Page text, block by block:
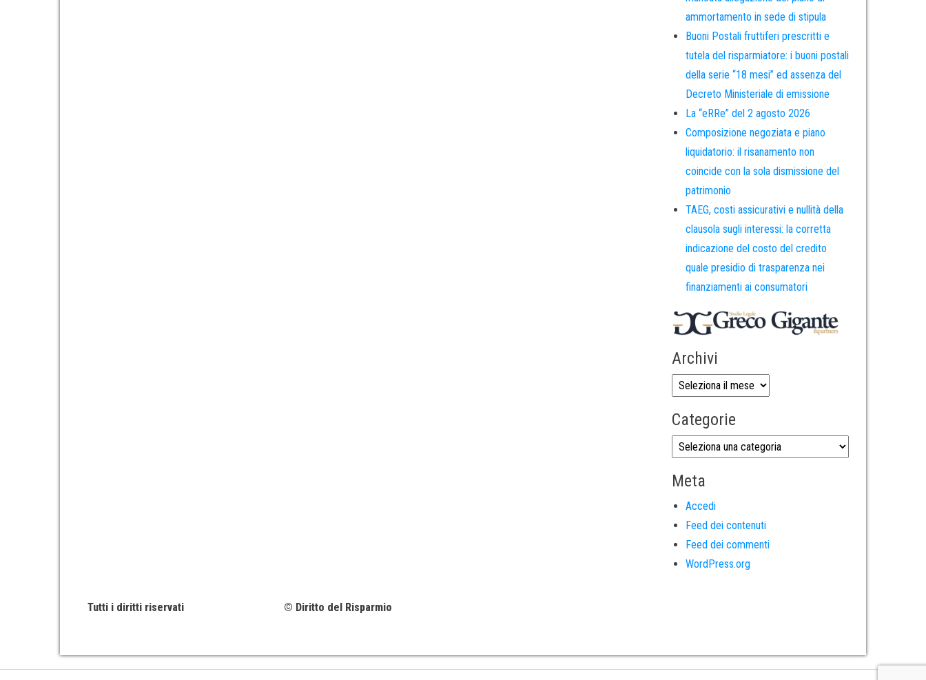
ammortamento in sede di stipula
Buoni Postali fruttiferi prescritti e
tutela del risparmiatore: i buoni postali
della serie “18 mesi” ed assenza del
Decreto Ministeriale di emissione
La “eRRe” del 2 agosto 2026
Composizione negoziata e piano
liquidatorio: il risanamento non
coincide con la sola dismissione del
patrimonio
TAEG, costi assicurativi e nullità della
clausola sugli interessi: la corretta
indicazione del costo del credito
quale presidio di trasparenza nei
finanziamenti ai consumatori
Archivi
Categorie
Meta
Accedi
Feed dei contenuti
Feed dei commenti
WordPress.org
Tutti i diritti riservati © Diritto del Risparmio